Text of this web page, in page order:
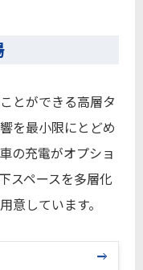
とができる高層タ
を最小限にとどめ
の充電がオプショ
スペースを多層化
意しています。